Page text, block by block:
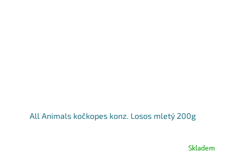
All Animals kočkopes konz. Losos mletý 200g
Skladem